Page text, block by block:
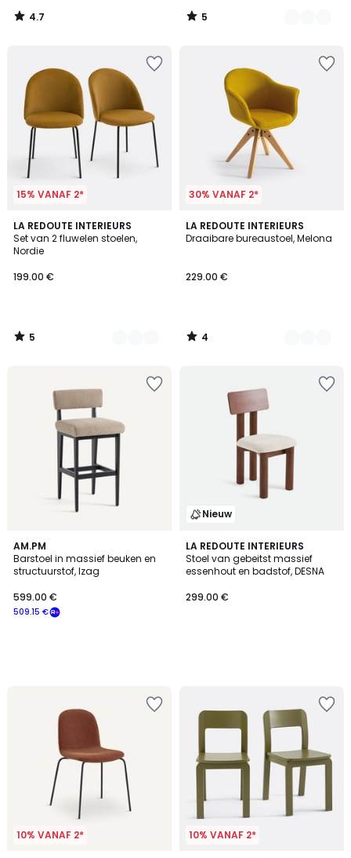
4.7
/
5
/
15% VANAF 2*
LA REDOUTE INTERIEURS
Set van 2 fluwelen stoelen,
Nordie
199.00 €
5
/
5
2
Kleuren
5
/
30% VANAF 2*
LA REDOUTE INTERIEURS
Draaibare bureaustoel, Melona
229.00 €
4
/
2
Kleuren
4
/
AM.PM
Barstoel in massief beuken en
structuurstof, Izag
509.15 €
599.00 €
Nieuw
LA REDOUTE INTERIEURS
Stoel van gebeitst massief
essenhout en badstof, DESNA
299.00 €
10% VANAF 2* 10% VANAF 2*